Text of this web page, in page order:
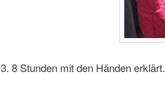
3. 8 Stunden mit den Händen erklärt.